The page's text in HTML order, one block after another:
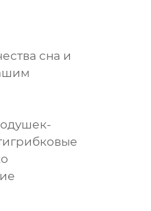
сна и